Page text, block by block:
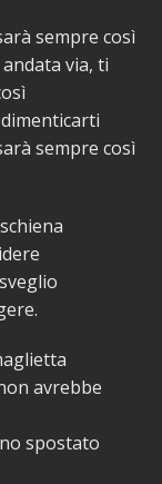
sempre così
via, ti
sempre così
avrebbe
spostato